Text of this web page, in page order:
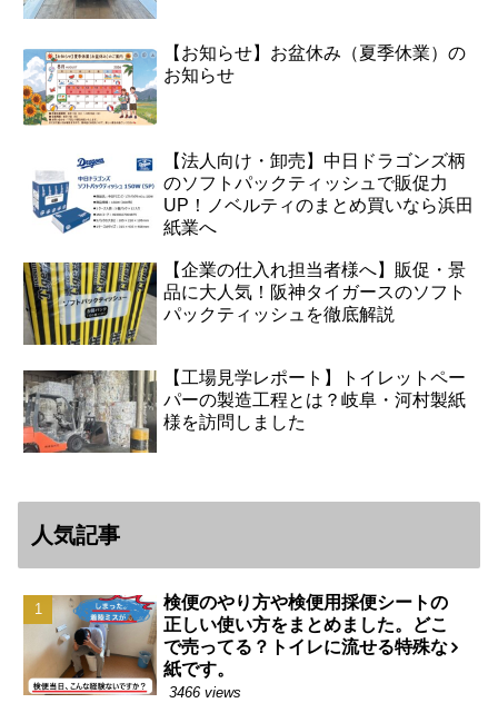
【お知らせ】お盆休み（夏季休業）の
お知らせ
【法人向け・卸売】中日ドラゴンズ柄
のソフトパックティッシュで販促力
UP！ノベルティのまとめ買いなら浜田
紙業へ
【企業の仕入れ担当者様へ】販促・景
品に大人気！阪神タイガースのソフト
パックティッシュを徹底解説
【工場見学レポート】トイレットペー
パーの製造工程とは？岐阜・河村製紙
様を訪問しました
人気記事
検便のやり方や検便用採便シートの
正しい使い方をまとめました。どこ
で売ってる？トイレに流せる特殊な
紙です。
3466 views